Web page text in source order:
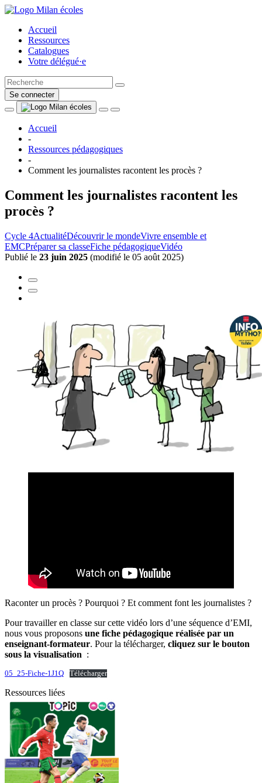
Accueil
Ressources
Catalogues
Votre délégué·e
Se connecter
Accueil
-
Ressources pédagogiques
-
Comment les journalistes racontent les procès ?
Comment les journalistes racontent les
procès ?
Cycle 4ActualitéDécouvrir le mondeVivre ensemble et
EMCPréparer sa classeFiche pédagogiqueVidéo
Publié le 23 juin 2025 (modifié le 05 août 2025)
Raconter un procès ? Pourquoi ? Et comment font les journalistes ?
Pour travailler en classe sur cette vidéo lors d’une séquence d’EMI,
nous vous proposons une fiche pédagogique réalisée par un
enseignant-formateur. Pour la télécharger, cliquez sur le bouton
sous la visualisation :
05_25-Fiche-1J1Q Télécharger
Ressources liées